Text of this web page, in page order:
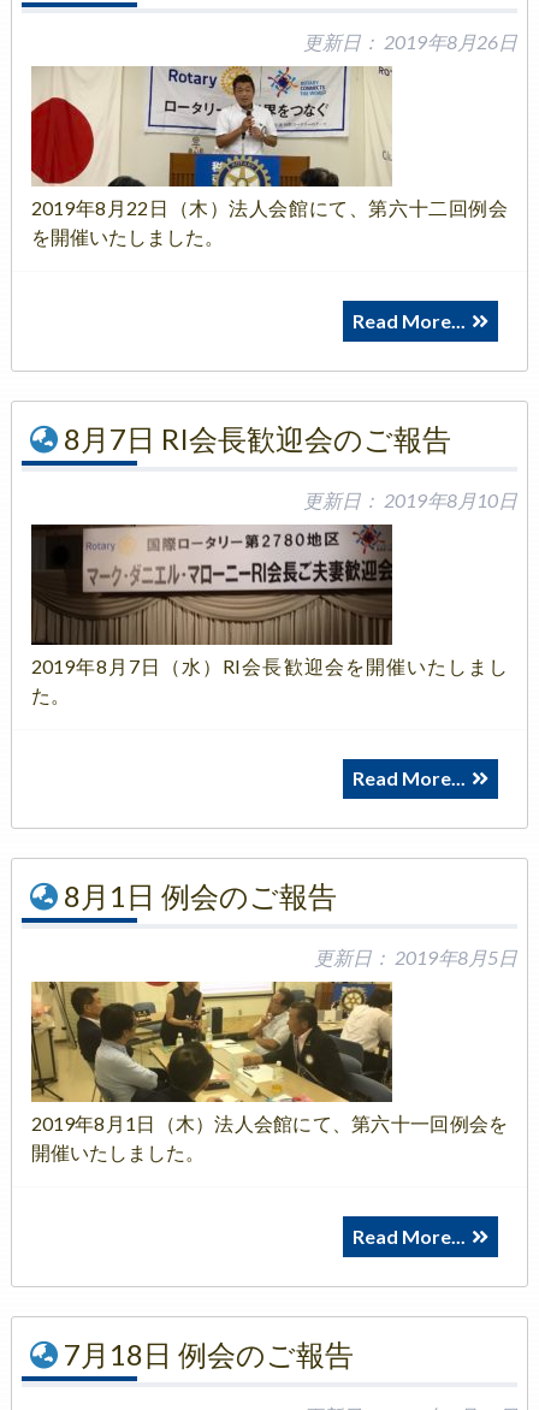
更新日： 2019年8月26日
2019年8月22日（木）法人会館にて、第六十二回例会
を開催いたしました。
Read More...
8月7日 RI会長歓迎会のご報告
更新日： 2019年8月10日
2019年8月7日（水）RI会長歓迎会を開催いたしまし
た。
Read More...
8月1日 例会のご報告
更新日： 2019年8月5日
2019年8月1日（木）法人会館にて、第六十一回例会を
開催いたしました。
Read More...
7月18日 例会のご報告